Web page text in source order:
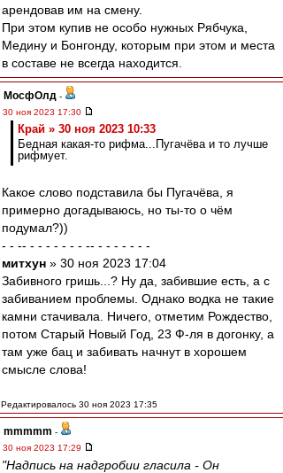
арендовав им на смену.
При этом купив не особо нужных Рябчука,
Медину и Бонгонду, которым при этом и места
в составе не всегда находится.
МосфОлд -
30 ноя 2023 17:30
Край » 30 ноя 2023 10:33
Бедная какая-то рифма...Пугачёва и то лучше
рифмует.
Какое слово подставила бы Пугачёва, я
примерно догадываюсь, но ты-то о чём
подумал?))
- - -- - - - - - - - -- - - - - - - -
митхун » 30 ноя 2023 17:04
Забивного гришь...? Ну да, забившие есть, а с
забиванием проблемы. Однако водка не такие
камни стачивала. Ничего, отметим Рождество,
потом Старый Новый Год, 23 Ф-ля в догонку, а
там уже бац и забивать начнут в хорошем
смысле слова!
Редактировалось 30 ноя 2023 17:35
mmmmm -
30 ноя 2023 17:29
"Надпись на надгробии гласила - Он